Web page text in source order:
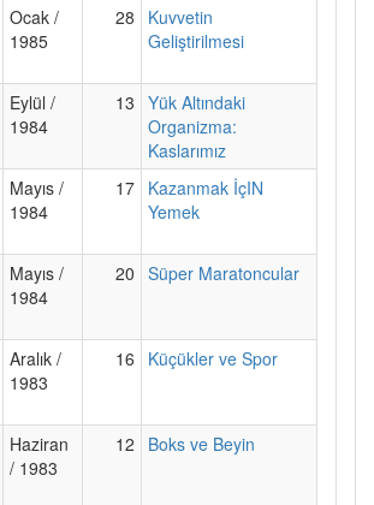
Ocak /
1985
28
Kuvvetin
Geliştirilmesi
Eylül /
1984
13 Yük Altındaki
Organizma:
Kaslarımız
Mayıs /
1984
17 Kazanmak İçIN
Yemek
Mayıs /
1984
20 Süper Maratoncular
Aralık /
1983
16 Küçükler ve Spor
Haziran
/ 1983
12 Boks ve Beyin